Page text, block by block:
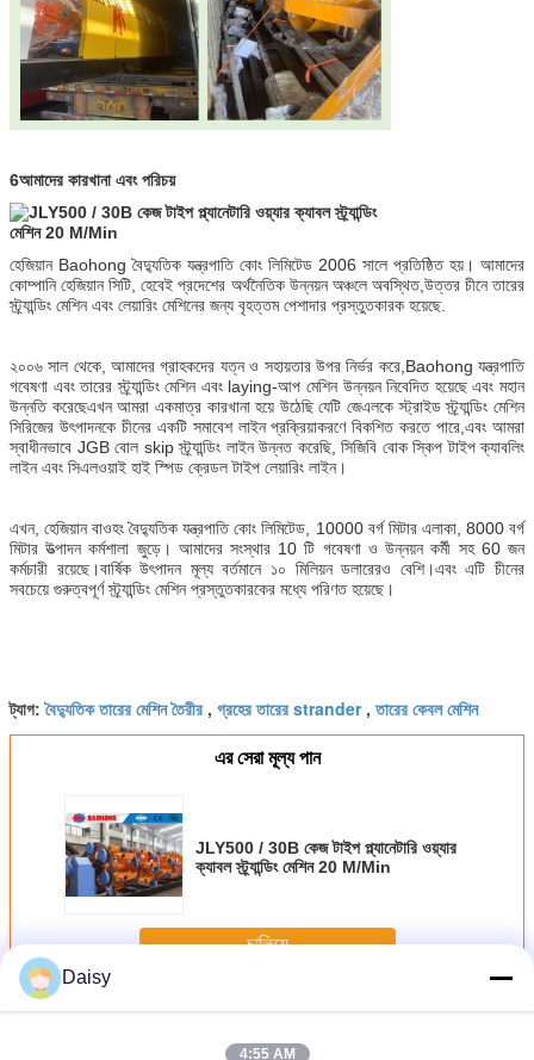
6আমাদের কারখানা এবং পরিচয়
হেজিয়ান Baohong বৈদ্যুতিক যন্ত্রপাতি কোং লিমিটেড 2006 সালে প্রতিষ্ঠিত হয়। আমাদের
কোম্পানি হেজিয়ান সিটি, হেবেই প্রদেশের অর্থনৈতিক উন্নয়ন অঞ্চলে অবস্থিত,উত্তর চীনে তারের
স্ট্র্যান্ডিং মেশিন এবং লেয়ারিং মেশিনের জন্য বৃহত্তম পেশাদার প্রস্তুতকারক হয়েছে.
২০০৬ সাল থেকে, আমাদের গ্রাহকদের যত্ন ও সহায়তার উপর নির্ভর করে,Baohong যন্ত্রপাতি
গবেষণা এবং তারের স্ট্র্যান্ডিং মেশিন এবং laying-আপ মেশিন উন্নয়ন নিবেদিত হয়েছে এবং মহান
উন্নতি করেছেএখন আমরা একমাত্র কারখানা হয়ে উঠেছি যেটি জেএলকে স্ট্রাইড স্ট্র্যান্ডিং মেশিন
সিরিজের উৎপাদনকে চীনের একটি সমাবেশ লাইন প্রক্রিয়াকরণে বিকশিত করতে পারে,এবং আমরা
স্বাধীনভাবে JGB বোল skip স্ট্র্যান্ডিং লাইন উন্নত করেছি, সিজিবি বোক স্কিপ টাইপ ক্যাবলিং
লাইন এবং সিএলওয়াই হাই স্পিড ক্রেডল টাইপ লেয়ারিং লাইন।
এখন, হেজিয়ান বাওহং বৈদ্যুতিক যন্ত্রপাতি কোং লিমিটেড, 10000 বর্গ মিটার এলাকা, 8000 বর্গ
মিটার উত্পাদন কর্মশালা জুড়ে। আমাদের সংস্থার 10 টি গবেষণা ও উন্নয়ন কর্মী সহ 60 জন
কর্মচারী রয়েছে।বার্ষিক উৎপাদন মূল্য বর্তমানে ১০ মিলিয়ন ডলারেরও বেশি।এবং এটি চীনের
সবচেয়ে গুরুত্বপূর্ণ স্ট্র্যান্ডিং মেশিন প্রস্তুতকারকের মধ্যে পরিণত হয়েছে।
ট্যাগ:বৈদ্যুতিক তারের মেশিন তৈরীর , গ্রহের তারের strander,তারের কেবল মেশিন
এর সেরা মূল্য পান
JLY500 / 30B কেজ টাইপ প্ল্যানেটারি ওয়্যার
ক্যাবল স্ট্র্যান্ডিং মেশিন 20 M/Min
চালিয়ে
অধিকপ্ল্যানেট স্ট্র্যান্ডিং মেশিন
Daisy
4:55 AM